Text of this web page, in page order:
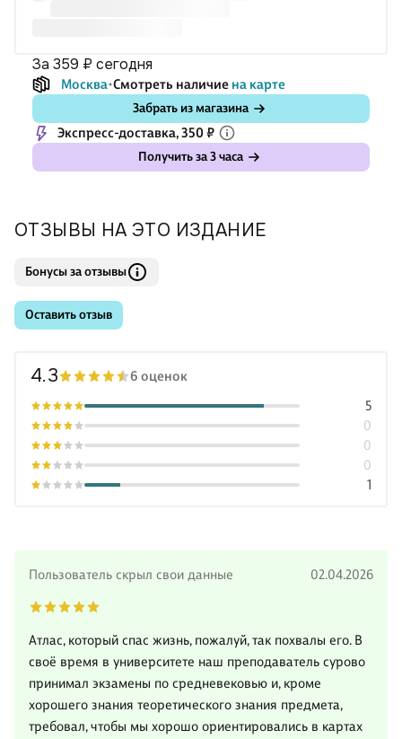
за 359 ₽ сегодня
Москва Смотреть наличие на карте
Забрать из магазина
Экспресс-доставка, 350 ₽
Получить за 3 часа
ОТЗЫВЫ НА ЭТО ИЗДАНИЕ
Бонусы за отзывы
Оставить отзыв
4.3 6 оценок
1
0
0
0
5
Пользователь скрыл свои данные 02.04.2026
Атлас, который спас жизнь, пожалуй, так похвалы его. В
своë время в университете наш преподаватель сурово
принимал экзамены по средневековью и, кроме
хорошего знания теоретического знания предмета,
требовал, чтобы мы хорошо ориентировались в картах